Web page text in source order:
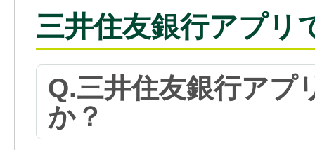
三井住友銀行アプリ
Q.三井住友銀行アプ
か？